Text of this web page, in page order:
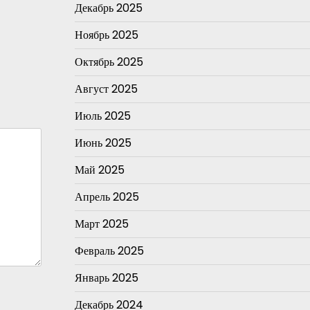
Декабрь 2025
Ноябрь 2025
Октябрь 2025
Август 2025
Июль 2025
Июнь 2025
Май 2025
Апрель 2025
Март 2025
Февраль 2025
Январь 2025
Декабрь 2024